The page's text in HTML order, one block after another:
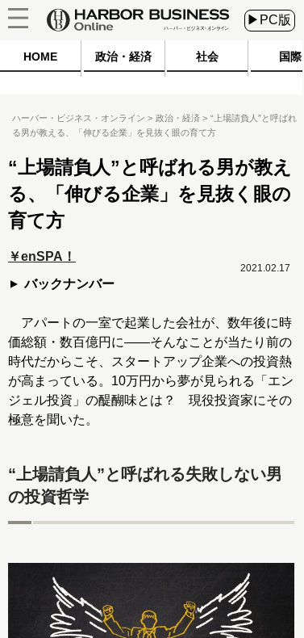
▶PC版
HOME 政治・経済 社会 国際
ハーバー・ビジネス・オンライン 政治・経済
“上場請負人”と呼ばれ
る男が教える、「伸びる企業」を見抜く眼の育て方
“上場請負人”と呼ばれる男が教え
る、「伸びる企業」を見抜く眼の
育て方
￥enSPA！
バックナンバー
2021.02.17
アパートの一室で起業した会社が、数年後に時
価総額・数百億円に――そんなことが当たり前の
時代だからこそ、スタートアップ企業への投資熱
が高まっている。10万円から夢が見られる「エン
ジェル投資」の醍醐味とは？ 現役投資家にその
極意を聞いた。
“上場請負人”と呼ばれる失敗しない男
の投資哲学